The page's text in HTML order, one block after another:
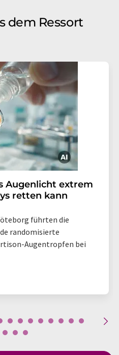
dem Ressort
Augenlicht extrem
retten kann
führten die
randomisierte
Augentropfen bei